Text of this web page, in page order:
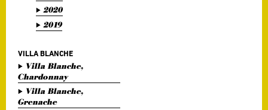
2020
2019
VILLA BLANCHE
Villa Blanche,
Chardonnay
Villa Blanche,
Grenache